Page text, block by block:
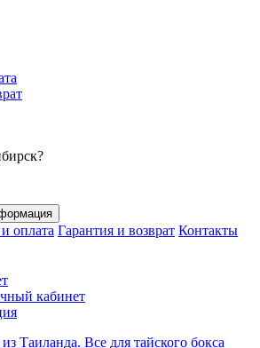
?
оплата Гарантия и возврат Контакты
кабинет